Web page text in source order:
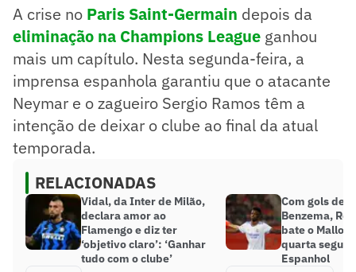
A crise no Paris Saint-Germain depois da
eliminação na Champions League ganhou
mais um capítulo. Nesta segunda-feira, a
imprensa espanhola garantiu que o atacante
Neymar e o zagueiro Sergio Ramos têm a
intenção de deixar o clube ao final da atual
temporada.
RELACIONADAS
Vidal, da Inter de Milão,
declara amor ao
Flamengo e diz ter
‘objetivo claro’: ‘Ganhar
tudo com o clube’
Com gols de
Benzema,
bate o
quarta
Espanhol